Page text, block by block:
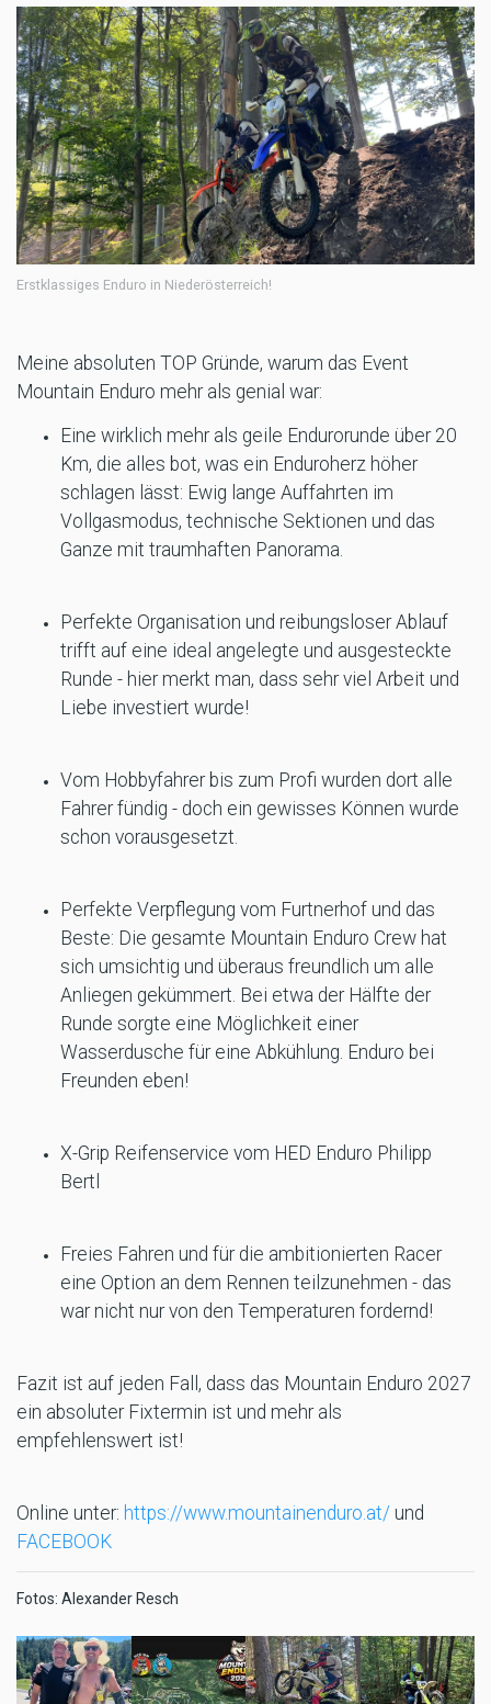
Erstklassiges Enduro in Niederösterreich!
Meine absoluten TOP Gründe, warum das Event
Mountain Enduro mehr als genial war:
Eine wirklich mehr als geile Endurorunde über 20
Km, die alles bot, was ein Enduroherz höher
schlagen lässt: Ewig lange Auffahrten im
Vollgasmodus, technische Sektionen und das
Ganze mit traumhaften Panorama.
Perfekte Organisation und reibungsloser Ablauf
trifft auf eine ideal angelegte und ausgesteckte
Runde - hier merkt man, dass sehr viel Arbeit und
Liebe investiert wurde!
Vom Hobbyfahrer bis zum Profi wurden dort alle
Fahrer fündig - doch ein gewisses Können wurde
schon vorausgesetzt.
Perfekte Verpflegung vom Furtnerhof und das
Beste: Die gesamte Mountain Enduro Crew hat
sich umsichtig und überaus freundlich um alle
Anliegen gekümmert. Bei etwa der Hälfte der
Runde sorgte eine Möglichkeit einer
Wasserdusche für eine Abkühlung. Enduro bei
Freunden eben!
X-Grip Reifenservice vom HED Enduro Philipp
Bertl
Freies Fahren und für die ambitionierten Racer
eine Option an dem Rennen teilzunehmen - das
war nicht nur von den Temperaturen fordernd!
Fazit ist auf jeden Fall, dass das Mountain Enduro 2027
ein absoluter Fixtermin ist und mehr als
empfehlenswert ist!
Online unter: https://www.mountainenduro.at/ und
FACEBOOK
Fotos: Alexander Resch